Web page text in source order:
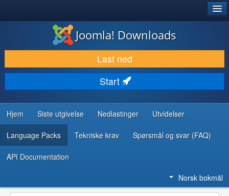
LAST NED & UTVID
OPPDAG & LÆR
SAMFUNN & BRUKERSTØTTE
UTVIKLINGSRESSURSER
Joomla! Downloads
Last ned
Start
Hjem Siste utgivelse Nedlastinger Utvidelser
Language Packs Tekniske krav Spørsmål og svar (FAQ)
API Documentation
Norsk bokmål